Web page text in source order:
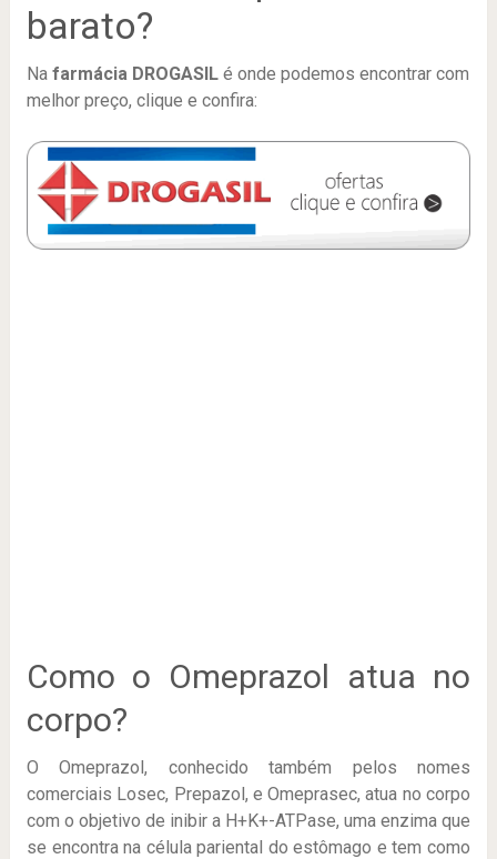
barato?
Na farmácia DROGASILé onde podemos encontrar com
melhor preço, clique e confira:
Como o Omeprazol atua no
corpo?
O Omeprazol, conhecido também pelos nomes
comerciais Losec, Prepazol, e Omeprasec, atua no corpo
com o objetivo de inibir a H+K+-ATPase, uma enzima que
se encontra na célula pariental do estômago e tem como